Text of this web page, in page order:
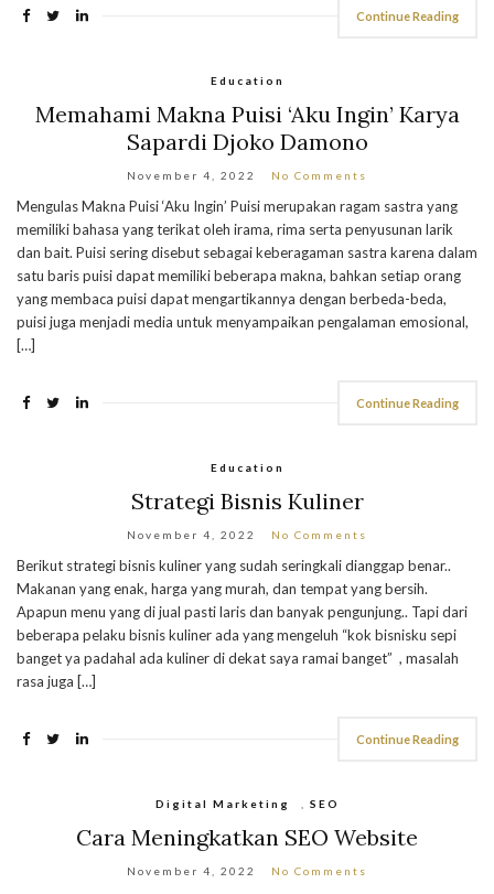
Continue Reading
Education
Memahami Makna Puisi ‘Aku Ingin’ Karya
Sapardi Djoko Damono
November 4, 2022 No Comments
Mengulas Makna Puisi ‘Aku Ingin’ Puisi merupakan ragam sastra yang
memiliki bahasa yang terikat oleh irama, rima serta penyusunan larik
dan bait. Puisi sering disebut sebagai keberagaman sastra karena dalam
satu baris puisi dapat memiliki beberapa makna, bahkan setiap orang
yang membaca puisi dapat mengartikannya dengan berbeda-beda,
puisi juga menjadi media untuk menyampaikan pengalaman emosional,
[…]
Continue Reading
Education
Strategi Bisnis Kuliner
November 4, 2022 No Comments
Berikut strategi bisnis kuliner yang sudah seringkali dianggap benar..
Makanan yang enak, harga yang murah, dan tempat yang bersih.
Apapun menu yang di jual pasti laris dan banyak pengunjung.. Tapi dari
beberapa pelaku bisnis kuliner ada yang mengeluh “kok bisnisku sepi
banget ya padahal ada kuliner di dekat saya ramai banget” , masalah
rasa juga […]
Continue Reading
Digital Marketing , SEO
Cara Meningkatkan SEO Website
November 4, 2022 No Comments